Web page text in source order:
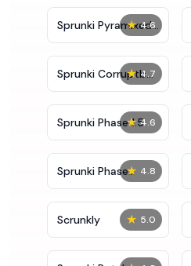
★ 4.6
Sprunki Pyramixed
0.9
★ 4.7
Sprunki Corruptbox
5
★ 4.6
Sprunki Phase 1.5
★ 4.8
Sprunki Phase
10000
★ 5.0
Scrunkly